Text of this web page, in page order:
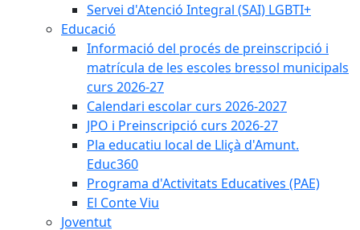
Servei d'Atenció Integral (SAI) LGBTI+
Educació
Informació del procés de preinscripció i
matrícula de les escoles bressol municipals
curs 2026-27
Calendari escolar curs 2026-2027
JPO i Preinscripció curs 2026-27
Pla educatiu local de Lliçà d'Amunt.
Educ360
Programa d'Activitats Educatives (PAE)
El Conte Viu
Joventut